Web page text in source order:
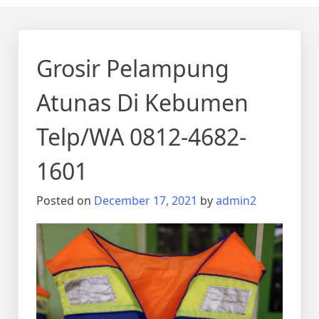
Grosir Pelampung
Atunas Di Kebumen
Telp/WA 0812-4682-
1601
Posted on December 17, 2021 byadmin2